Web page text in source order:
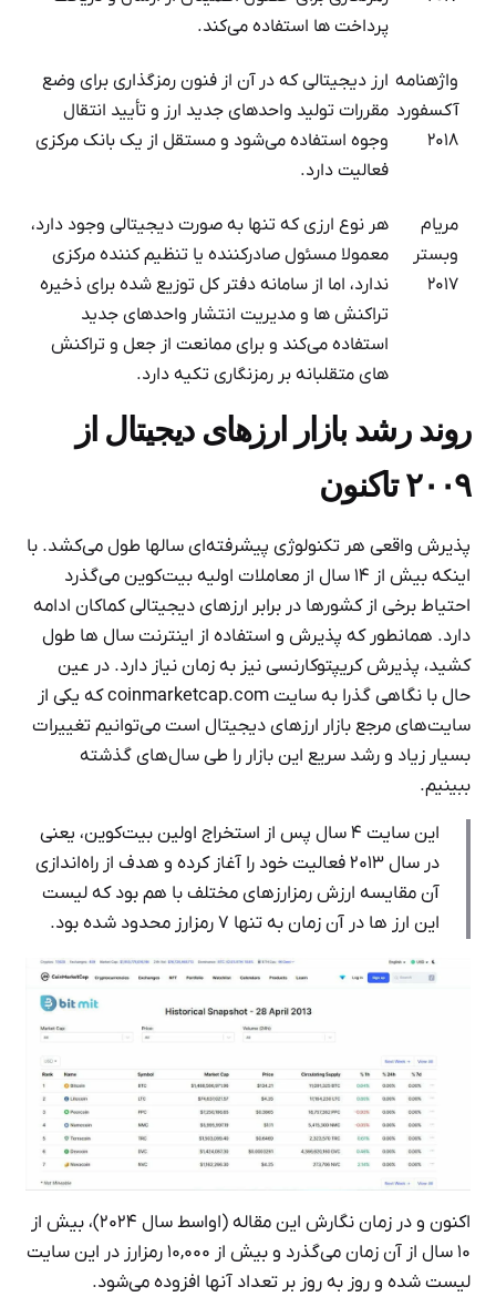
پرداخت ها استفاده می‌کند.
واژهنامه
آکسفورد
۲۰۱۸
ارز دیجیتالی که در آن از فنون رمزگذاری برای وضع
مقررات تولید واحدهای جدید ارز و تأیید انتقال
وجوه استفاده می‌شود و مستقل از یک بانک مرکزی
فعالیت دارد.
مریام
وبستر
۲۰۱۷
هر نوع ارزی که تنها به صورت دیجیتالی وجود دارد،
معمولا مسئول صادرکننده یا تنظیم کننده مرکزی
ندارد، اما از سامانه دفتر کل توزیع شده برای ذخیره
تراکنش ها و مدیریت انتشار واحدهای جدید
استفاده می‌کند و برای ممانعت از جعل و تراکنش
های متقلبانه بر رمزنگاری تکیه دارد.
روند رشد بازار ارزهای دیجیتال از
۲۰۰۹ تاکنون
پذیرش واقعی هر تکنولوژی پیشرفته‌ای سالها طول می‌کشد. با
اینکه بیش از ۱۴ سال از معاملات اولیه بیت‌کوین می‌گذرد
احتیاط برخی از کشورها در برابر ارزهای دیجیتالی کماکان ادامه
دارد. همانطور که پذیرش و استفاده از اینترنت سال ها طول
کشید، پذیرش کریپتوکارنسی نیز به زمان نیاز دارد. در عین
حال با نگاهی گذرا به سایت coinmarketcap.com که یکی از
سایت‌های مرجع بازار ارزهای دیجیتال است می‌توانیم تغییرات
بسیار زیاد و رشد سریع این بازار را طی سال‌های گذشته
ببینیم.
این سایت ۴ سال پس از استخراج اولین بیت‌کوین، یعنی
در سال ۲۰۱۳ فعالیت خود را آغاز کرده و هدف از راه‌اندازی
آن مقایسه ارزش رمزارزهای مختلف با هم بود که لیست
این ارز ها در آن زمان به تنها ۷ رمزارز محدود شده بود.
اکنون و در زمان نگارش این مقاله (اواسط سال ۲۰۲۴)، بیش از
۱۰ سال از آن زمان می‌گذرد و بیش از ۱۰,۰۰۰ رمزارز در این سایت
لیست شده‌ و روز به روز بر تعداد آنها افزوده می‌شود.